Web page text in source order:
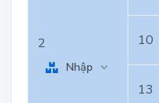
2
Nhập
10
13